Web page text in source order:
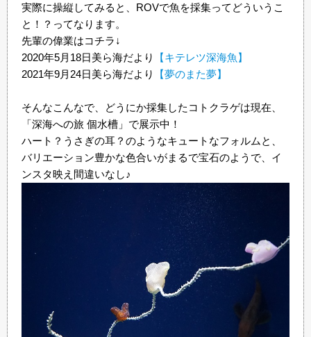
実際に操縦してみると、ROVで魚を採集ってどういうこ
と！？ってなります。
先輩の偉業はコチラ↓
2020年5月18日美ら海だより
【キテレツ深海魚】
2021年9月24日美ら海だより
【夢のまた夢】
そんなこんなで、どうにか採集したコトクラゲは現在、
「深海への旅 個水槽」で展示中！
ハート？うさぎの耳？のようなキュートなフォルムと、
バリエーション豊かな色合いがまるで宝石のようで、イ
ンスタ映え間違いなし♪